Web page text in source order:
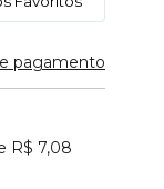
pagamento
R$ 7,08